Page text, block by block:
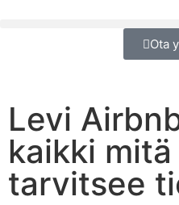
Ota
Levi
kaikki
tarvitsee